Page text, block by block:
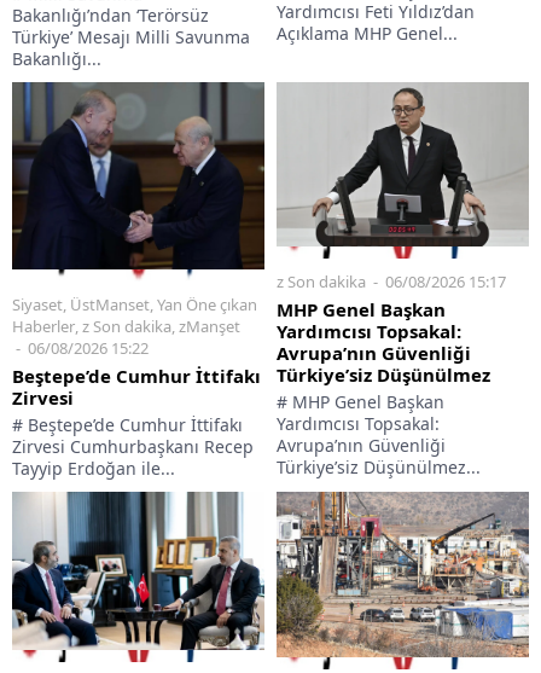
Bakanlığı’ndan ‘Terörsüz
Türkiye’ Mesajı Milli Savunma
Bakanlığı...
Yardımcısı Feti Yıldız’dan
Açıklama MHP Genel...
Siyaset, ÜstManset,Yan Öne çıkan
Haberler,z Son dakika,zManşet
06/08/2026 15:22
Beştepe’de Cumhur İttifakı
Zirvesi
# Beştepe’de Cumhur İttifakı
Zirvesi Cumhurbaşkanı Recep
Tayyip Erdoğan ile...
z Son dakika 06/08/2026 15:17
MHP Genel Başkan
Yardımcısı Topsakal:
Avrupa’nın Güvenliği
Türkiye’siz Düşünülmez
# MHP Genel Başkan
Yardımcısı Topsakal:
Avrupa’nın Güvenliği
Türkiye’siz Düşünülmez...